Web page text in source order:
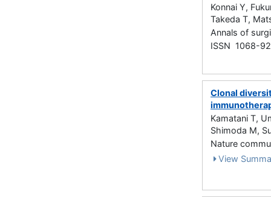
Konnai Y,
Takeda T,
Annals of
ISSN 1068-
Clonal
Kamatani T,
Shimoda M,
Nature
View